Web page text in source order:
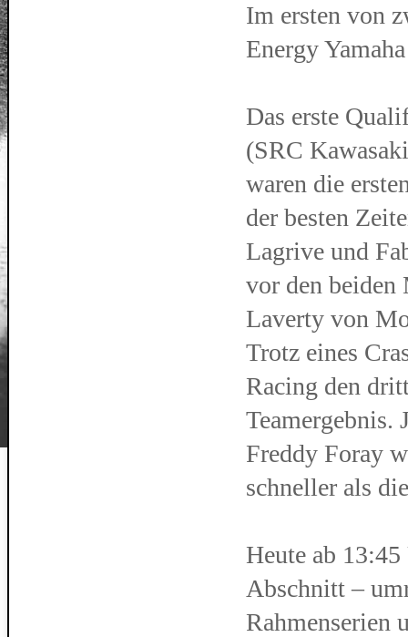
Im ersten von
Energy
Das erste
(SRC
waren die
der besten
Lagrive und
vor den
Laverty von
Trotz eines
Racing den
Teamergebnis.
Freddy Foray
schneller als
Heute ab
Abschnitt –
Rahmenserien